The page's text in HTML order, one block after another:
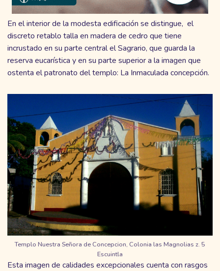
En el interior de la modesta edificación se distingue, el
discreto retablo talla en madera de cedro que tiene
incrustado en su parte central el Sagrario, que guarda la
reserva eucarística y en su parte superior a la imagen que
ostenta el patronato del templo: La Inmaculada concepción.
Templo Nuestra Señora de Concepcion, Colonia las Magnolias z. 5
Escuintla
Esta imagen de calidades excepcionales cuenta con rasgos